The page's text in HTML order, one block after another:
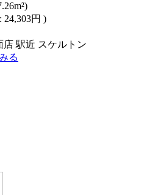
24,303円 )
店 駅近 スケルトン
る